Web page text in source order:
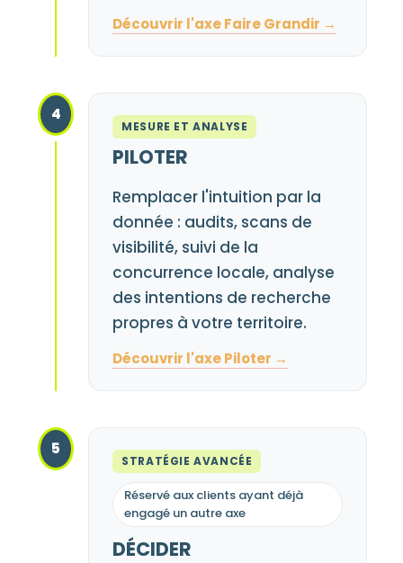
Découvrir l'axe Faire Grandir →
4
MESURE ET ANALYSE
PILOTER
Remplacer l'intuition par la
donnée : audits, scans de
visibilité, suivi de la
concurrence locale, analyse
des intentions de recherche
propres à votre territoire.
Découvrir l'axe Piloter →
5
STRATÉGIE AVANCÉE
Réservé aux clients ayant déjà
engagé un autre axe
DÉCIDER